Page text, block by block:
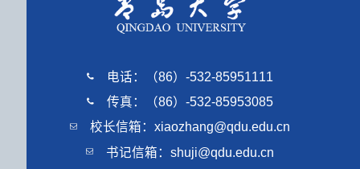
电话：（86）-532-85951111
传真：（86）-532-85953085
校长信箱：xiaozhang@qdu.edu.cn
书记信箱：shuji@qdu.edu.cn